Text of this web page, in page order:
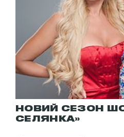
НОВИЙ СЕЗОН
СЕЛЯНКА»